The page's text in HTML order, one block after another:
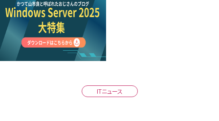
ITニュース